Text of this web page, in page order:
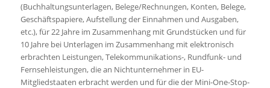
(Buchhaltungsunterlagen, Belege/Rechnungen, Konten, Belege,
Geschäftspapiere, Aufstellung der Einnahmen und Ausgaben,
etc.), für 22 Jahre im Zusammenhang mit Grundstücken und für
10 Jahre bei Unterlagen im Zusammenhang mit elektronisch
erbrachten Leistungen, Telekommunikations-, Rundfunk- und
Fernsehleistungen, die an Nichtunternehmer in EU-
Mitgliedstaaten erbracht werden und für die der Mini-One-Stop-